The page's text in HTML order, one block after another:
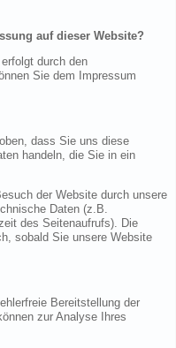
auf dieser Website?
durch den
Sie dem Impressum
dass Sie uns diese
handeln, die Sie in ein
der Website durch unsere
Daten (z.B.
des Seitenaufrufs). Die
sobald Sie unsere Website
Bereitstellung der
zur Analyse Ihres